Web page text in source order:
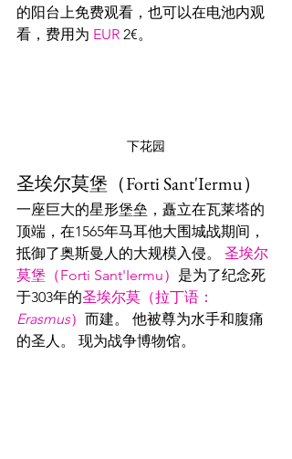
的阳台上免费观看，也可以在电池内观
看，费用为 EUR 2€。
下花园
圣埃尔莫堡（Forti Sant'Iermu）
一座巨大的星形堡垒，矗立在瓦莱塔的
顶端，在1565年马耳他大围城战期间，
抵御了奥斯曼人的大规模入侵。 圣埃尔
莫堡（Forti Sant'Iermu） 是为了纪念死
于303年的圣埃尔莫（拉丁语：
Erasmus） 而建。 他被尊为水手和腹痛
的圣人。 现为战争博物馆。